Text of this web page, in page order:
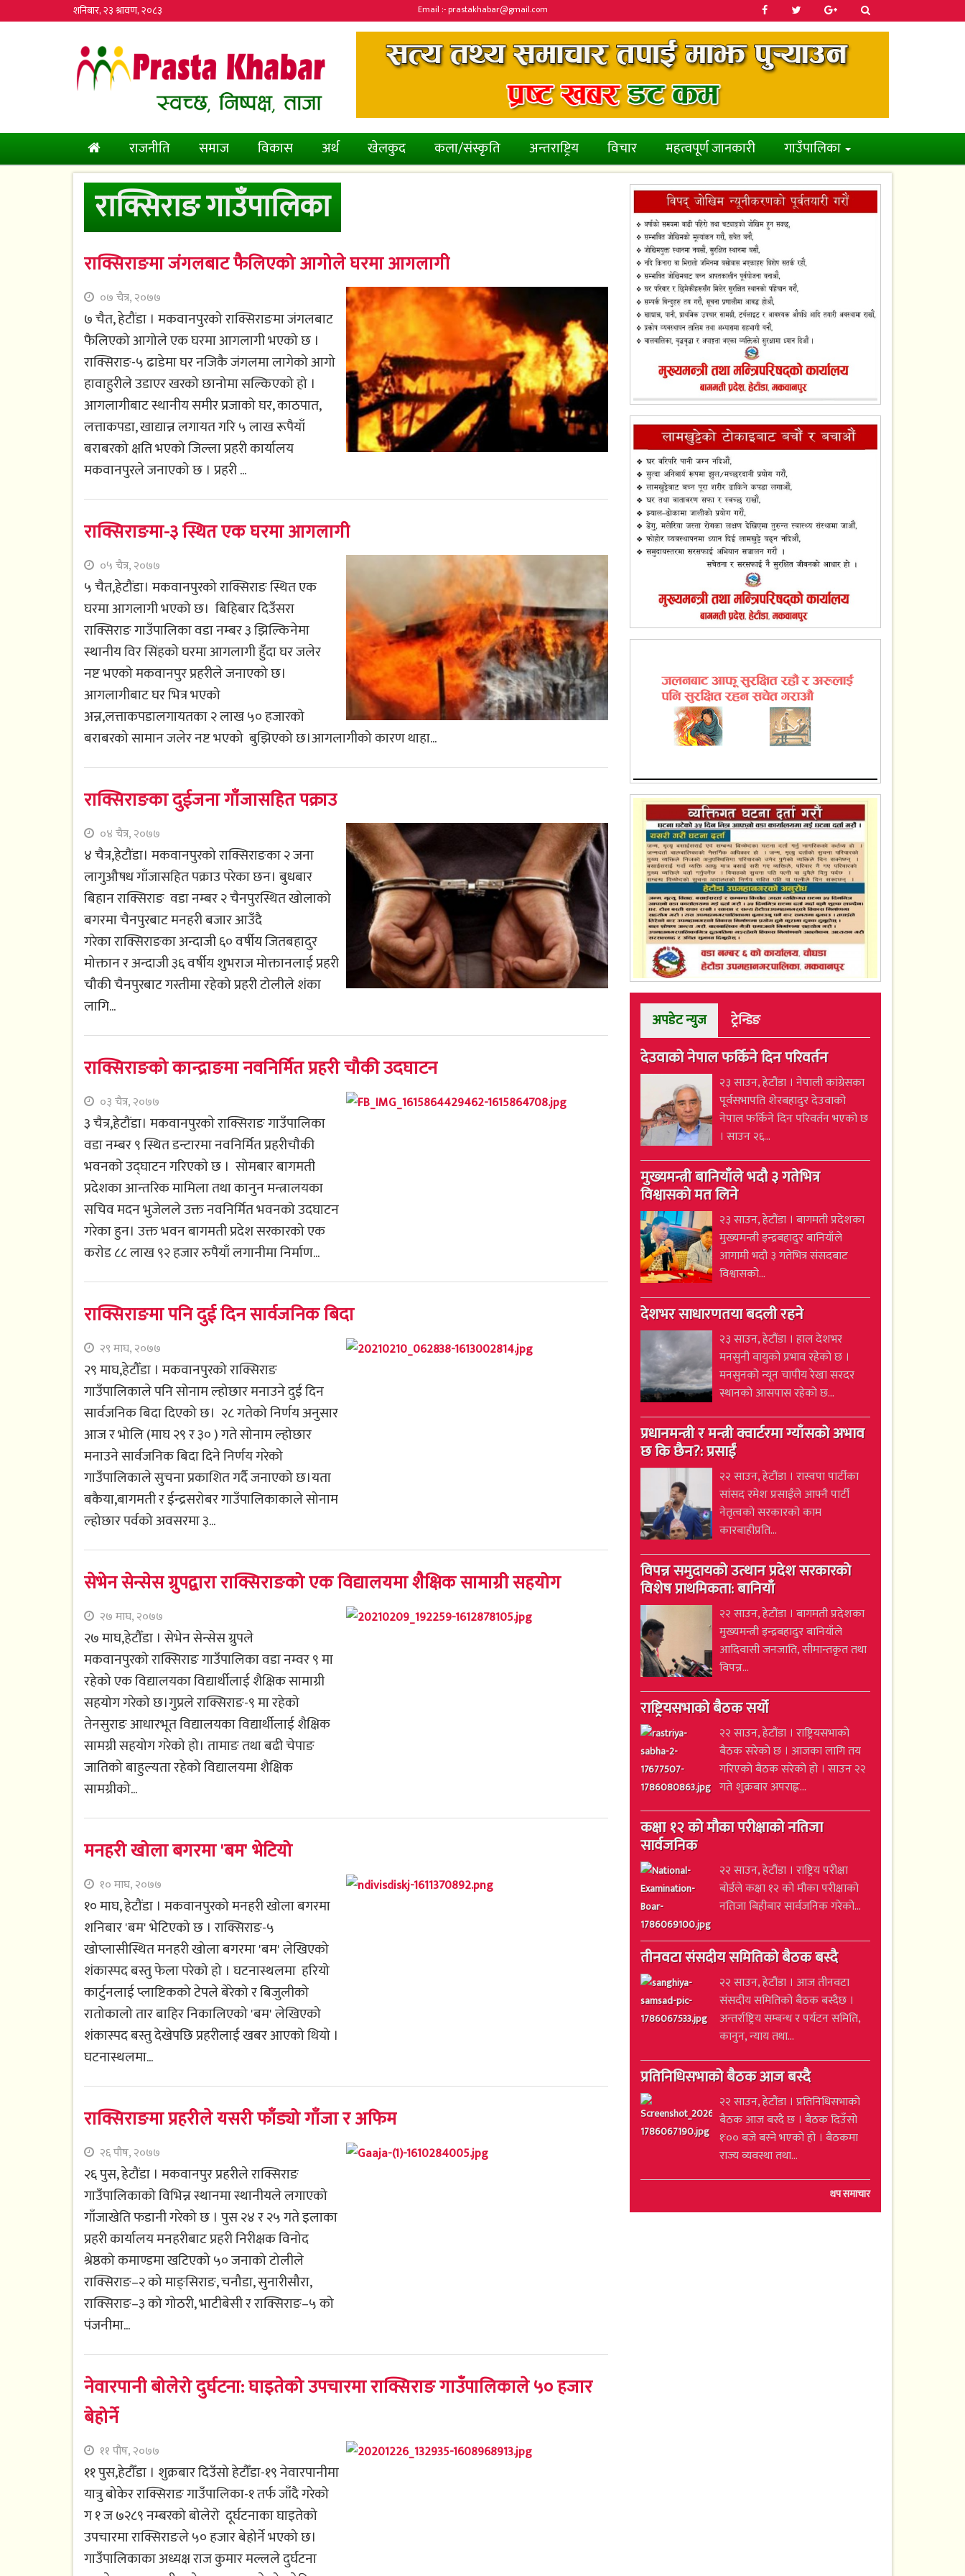
शनिबार, २३ श्रावण, २०८३ Email :- prastakhabar@gmail.com
(current)
राजनीति समाज विकास अर्थ खेलकुद कला/संस्कृति अन्तराष्ट्रिय विचार महत्वपूर्ण जानकारी गाउँपालिका
राक्सिराङ गाउँपालिका
राक्सिराङमा जंगलबाट फैलिएको आगोले घरमा आगलागी
०७ चैत्र, २०७७
७ चैत, हेटौंडा । मकवानपुरको राक्सिराङमा जंगलबाट
फैलिएको आगोले एक घरमा आगलागी भएको छ ।
राक्सिराङ-५ ढाडेमा घर नजिकै जंगलमा लागेको आगो
हावाहुरीले उडाएर खरको छानोमा सल्किएको हो ।
आगलागीबाट स्थानीय समीर प्रजाको घर, काठपात,
लत्ताकपडा, खाद्यान्न लगायत गरि ५ लाख रूपैयाँ
बराबरको क्षति भएको जिल्ला प्रहरी कार्यालय
मकवानपुरले जनाएको छ । प्रहरी ...
राक्सिराङमा-३ स्थित एक घरमा आगलागी
०५ चैत्र, २०७७
५ चैत,हेटौंडा। मकवानपुरको राक्सिराङ स्थित एक
घरमा आगलागी भएको छ। बिहिबार दिउँसरा
राक्सिराङ गाउँपालिका वडा नम्बर ३ झिल्किनेमा
स्थानीय विर सिंहको घरमा आगलागी हुँदा घर जलेर
नष्ट भएको मकवानपुर प्रहरीले जनाएको छ।
आगलागीबाट घर भित्र भएको
अन्न,लत्ताकपडालगायतका २ लाख ५० हजारको
बराबरको सामान जलेर नष्ट भएको बुझिएको छ।आगलागीको कारण थाहा...
राक्सिराङका दुईजना गाँजासहित पक्राउ
०४ चैत्र, २०७७
४ चैत्र,हेटौंडा। मकवानपुरको राक्सिराङका २ जना
लागुऔषध गाँजासहित पक्राउ परेका छन। बुधबार
बिहान राक्सिराङ वडा नम्बर २ चैनपुरस्थित खोलाको
बगरमा चैनपुरबाट मनहरी बजार आउँदै
गरेका राक्सिराङका अन्दाजी ६० वर्षीय जितबहादुर
मोक्तान र अन्दाजी ३६ वर्षीय शुभराज मोक्तानलाई प्रहरी
चौकी चैनपुरबाट गस्तीमा रहेको प्रहरी टोलीले शंका
लागि...
राक्सिराङको कान्द्राङमा नवनिर्मित प्रहरी चौकी उदघाटन
०३ चैत्र, २०७७
३ चैत्र,हेटौंडा। मकवानपुरकाे राक्सिराङ गाउँपालिका
वडा नम्बर ९ स्थित डन्टारमा नवनिर्मित प्रहरीचाैकी
भवनकाे उद्घाटन गरिएकाे छ । सोमबार बागमती
प्रदेशका आन्तरिक मामिला तथा कानुन मन्त्रालयका
सचिव मदन भुजेलले उक्त नवनिर्मित भवनको उदघाटन
गरेका हुन। उक्त भवन बागमती प्रदेश सरकारको एक
कराेड ८८ लाख ९२ हजार रुपैयाँ लगानीमा निर्माण...
राक्सिराङमा पनि दुई दिन सार्वजनिक बिदा
२९ माघ, २०७७
२९ माघ,हेटौँडा । मकवानपुरको राक्सिराङ
गाउँपालिकाले पनि सोनाम ल्होछार मनाउने दुई दिन
सार्वजनिक बिदा दिएको छ। २८ गतेको निर्णय अनुसार
आज र भोलि (माघ २९ र ३० ) गते सोनाम ल्होछार
मनाउने सार्वजनिक बिदा दिने निर्णय गरेको
गाउँपालिकाले सुचना प्रकाशित गर्दै जनाएको छ।यता
बकैया,बागमती र ईन्द्रसरोबर गाउँपालिकाकाले सोनाम
ल्होछार पर्वको अवसरमा ३...
सेभेन सेन्सेस ग्रुपद्वारा राक्सिराङको एक विद्यालयमा शैक्षिक सामाग्री सहयोग
२७ माघ, २०७७
२७ माघ,हेटौँडा । सेभेन सेन्सेस ग्रुपले
मकवानपुरको राक्सिराङ गाउँपालिका वडा नम्वर ९ मा
रहेको एक विद्यालयका विद्यार्थीलाई शैक्षिक सामाग्री
सहयोग गरेको छ।गुप्रले राक्सिराङ-९ मा रहेको
तेनसुराङ आधारभूत विद्यालयका विद्यार्थीलाई शैक्षिक
सामग्री सहयोग गरेको हो। तामाङ तथा बढी चेपाङ
जातिको बाहुल्यता रहेको विद्यालयमा शैक्षिक
सामग्रीको...
मनहरी खोला बगरमा 'बम' भेटियो
१० माघ, २०७७
१० माघ, हेटौंडा । मकवानपुरको मनहरी खोला बगरमा
शनिबार 'बम' भेटिएको छ । राक्सिराङ-५
खोप्लासीस्थित मनहरी खोला बगरमा 'बम' लेखिएको
शंकास्पद बस्तु फेला परेको हो । घटनास्थलमा हरियो
कार्टुनलाई प्लाष्टिकको टेपले बेरेको र बिजुलीको
रातोकालो तार बाहिर निकालिएको 'बम' लेखिएको
शंकास्पद बस्तु देखेपछि प्रहरीलाई खबर आएको थियो ।
घटनास्थलमा...
राक्सिराङमा प्रहरीले यसरी फाँड्यो गाँजा र अफिम
२६ पौष, २०७७
२६ पुस, हेटौंडा । मकवानपुर प्रहरीले राक्सिराङ
गाउँपालिकाको विभिन्न स्थानमा स्थानीयले लगाएको
गाँजाखेति फडानी गरेको छ । पुस २४ र २५ गते इलाका
प्रहरी कार्यालय मनहरीबाट प्रहरी निरीक्षक विनोद
श्रेष्ठको कमाण्डमा खटिएको ५० जनाको टोलीले
राक्सिराङ–२ को माङ्सिराङ, चनौडा, सुनारीसौरा,
राक्सिराङ–३ को गोठरी, भाटीबेसी र राक्सिराङ–५ को
पंजनीमा...
नेवारपानी बोलेरो दुर्घटना: घाइतेको उपचारमा राक्सिराङ गाउँपालिकाले ५० हजार
बेहोर्ने
११ पौष, २०७७
११ पुस,हेटौँडा । शुक्रबार दिउँसो हेटौँडा-१९ नेवारपानीमा
यात्रु बोकेर राक्सिराङ गाउँपालिका-१ तर्फ जाँदै गरेको
ग १ ज ७२८९ नम्बरको बोलेरो दूर्घटनाका घाइतेको
उपचारमा राक्सिराङले ५० हजार बेहोर्ने भएको छ।
गाउँपालिकाका अध्यक्ष राज कुमार मल्लले दुर्घटना
अपडेट न्युज ट्रेन्डिङ
देउवाको नेपाल फर्किने दिन परिवर्तन
२३ साउन, हेटौंडा । नेपाली कांग्रेसका
पूर्वसभापति शेरबहादुर देउवाको
नेपाल फर्किने दिन परिवर्तन भएको छ
। साउन २६...
मुख्यमन्त्री बानियाँले भदौ ३ गतेभित्र
विश्वासको मत लिने
२३ साउन, हेटौंडा । बागमती प्रदेशका
मुख्यमन्त्री इन्द्रबहादुर बानियाँले
आगामी भदौ ३ गतेभित्र संसदबाट
विश्वासको...
देशभर साधारणतया बदली रहने
२३ साउन, हेटौंडा । हाल देशभर
मनसुनी वायुको प्रभाव रहेको छ ।
मनसुनको न्यून चापीय रेखा सरदर
स्थानको आसपास रहेको छ...
प्रधानमन्त्री र मन्त्री क्वार्टरमा ग्याँसको अभाव
छ कि छैन?: प्रसाईं
२२ साउन, हेटौंडा । रास्वपा पार्टीका
सांसद रमेश प्रसाईंले आफ्नै पार्टी
नेतृत्वको सरकारको काम
कारबाहीप्रति...
विपन्न समुदायको उत्थान प्रदेश सरकारको
विशेष प्राथमिकता: बानियाँ
२२ साउन, हेटौंडा । बागमती प्रदेशका
मुख्यमन्त्री इन्द्रबहादुर बानियाँले
आदिवासी जनजाति, सीमान्तकृत तथा
विपन्न...
राष्ट्रियसभाको बैठक सर्यो
२२ साउन, हेटौंडा । राष्ट्रियसभाको
बैठक सरेको छ । आजका लागि तय
गरिएको बैठक सरेको हो । साउन २२
गते शुक्रबार अपराह्न...
कक्षा १२ को मौका परीक्षाको नतिजा
सार्वजनिक
२२ साउन, हेटौंडा । राष्ट्रिय परीक्षा
बोर्डले कक्षा १२ को मौका परीक्षाको
नतिजा बिहीबार सार्वजनिक गरेको...
तीनवटा संसदीय समितिको बैठक बस्दै
२२ साउन, हेटौंडा । आज तीनवटा
संसदीय समितिको बैठक बस्दैछ ।
अन्तर्राष्ट्रिय सम्बन्ध र पर्यटन समिति,
कानुन, न्याय तथा...
प्रतिनिधिसभाको बैठक आज बस्दै
२२ साउन, हेटौंडा । प्रतिनिधिसभाको
बैठक आज बस्दै छ । बैठक दिउँसो
१ः०० बजे बस्ने भएको हो । बैठकमा
राज्य व्यवस्था तथा...
थप समाचार